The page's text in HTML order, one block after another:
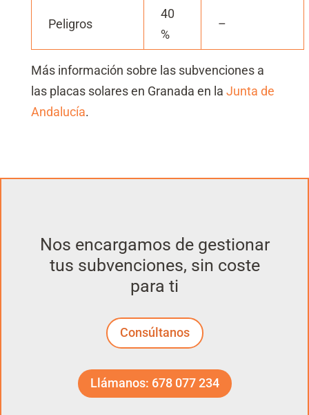
Peligros
40
%
–
Más información sobre las subvenciones a
las placas solares en Granada en la Junta de
Andalucía.
Nos encargamos de gestionar
tus subvenciones, sin coste
para ti
Consúltanos
Llámanos: 678 077 234